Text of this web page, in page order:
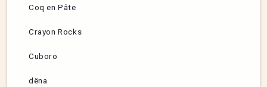
Coq en Pâte
Crayon Rocks
Cuboro
dëna